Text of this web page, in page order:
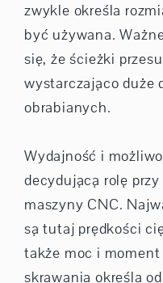
zwykle określa
być używana.
się, że ścieżki
wystarczająco duże
obrabianych.
Wydajność i
decydującą rolę
maszyny CNC.
są tutaj prędkości
także moc i
skrawania określa